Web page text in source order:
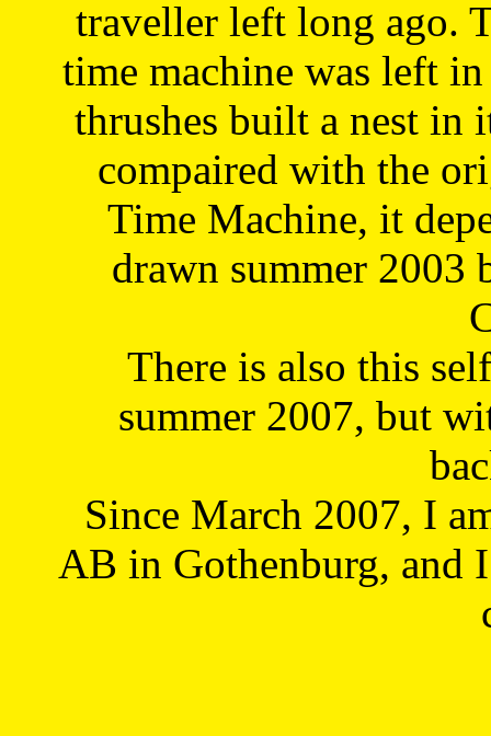
traveller left long ago.
time machine was left
thrushes built a nest in
compaired with the
Time Machine, it
drawn summer 2003
There is also this
summer 2007, but
Since March 2007, I
AB in Gothenburg, and